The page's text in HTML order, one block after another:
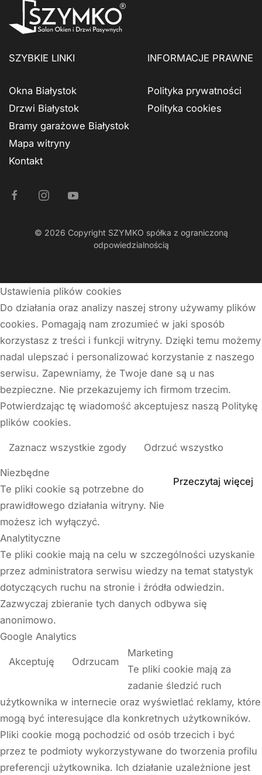
SZYBKIE LINKI
Okna Białystok
Drzwi Białystok
Bramy garażowe Białystok
Mapa witryny
Kontakt
INFORMACJE PRAWNE
Polityka prywatności
Polityka cookies
© 2026 Copyright SZYMKO spółka z ograniczoną
odpowiedzialnością
Ustawienia plików cookies
Do działania oraz analizy naszej strony używamy plików
cookies. Pomagają nam zrozumieć w jaki sposób
korzystasz z treści i funkcji witryny. Dzięki temu możemy
nadal ulepszać i personalizować korzystanie z naszego
serwisu. Zapewniamy, że Twoje dane są u nas
bezpieczne. Nie przekazujemy ich firmom trzecim.
Potwierdzając tę wiadomość akceptujesz naszą Politykę
plików cookies.
Zaznacz wszystkie zgody Odrzuć wszystko
Przeczytaj więcej
Niezbędne
Te pliki cookie są potrzebne do
prawidłowego działania witryny. Nie
możesz ich wyłączyć.
Analytityczne
Te pliki cookie mają na celu w szczególności uzyskanie
przez administratora serwisu wiedzy na temat statystyk
dotyczących ruchu na stronie i źródła odwiedzin.
Zazwyczaj zbieranie tych danych odbywa się
anonimowo.
Google Analytics
Akceptuję Odrzucam
Marketing
Te pliki cookie mają za
zadanie śledzić ruch
użytkownika w internecie oraz wyświetlać reklamy, które
mogą być interesujące dla konkretnych użytkowników.
Pliki cookie mogą pochodzić od osób trzecich i być
przez te podmioty wykorzystywane do tworzenia profilu
preferencji użytkownika. Ich działanie uzależnione jest